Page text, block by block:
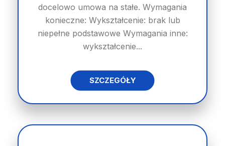
docelowo umowa na stałe. Wymagania
konieczne: Wykształcenie: brak lub
niepełne podstawowe Wymagania inne:
wykształcenie...
SZCZEGÓŁY